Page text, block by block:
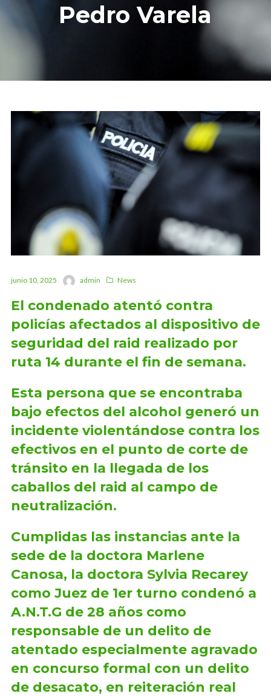
Pedro Varela
junio 10, 2025 admin News
El condenado atentó contra
policías afectados al dispositivo de
seguridad del raid realizado por
ruta 14 durante el fin de semana.
Esta persona que se encontraba
bajo efectos del alcohol generó un
incidente violentándose contra los
efectivos en el punto de corte de
tránsito en la llegada de los
caballos del raid al campo de
neutralización.
Cumplidas las instancias ante la
sede de la doctora Marlene
Canosa, la doctora Sylvia Recarey
como Juez de 1er turno condenó a
A.N.T.G de 28 años como
responsable de un delito de
atentado especialmente agravado
en concurso formal con un delito
de desacato, en reiteración real